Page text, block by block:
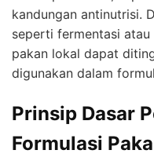
kandungan antinutrisi.
seperti fermentasi
pakan lokal dapat
digunakan dalam
Prinsip Dasar
Formulasi